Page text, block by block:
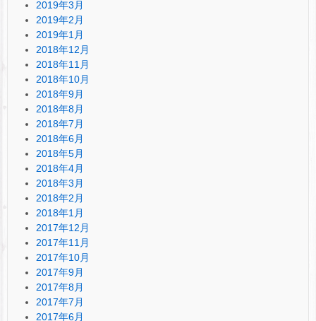
2019年3月
2019年2月
2019年1月
2018年12月
2018年11月
2018年10月
2018年9月
2018年8月
2018年7月
2018年6月
2018年5月
2018年4月
2018年3月
2018年2月
2018年1月
2017年12月
2017年11月
2017年10月
2017年9月
2017年8月
2017年7月
2017年6月